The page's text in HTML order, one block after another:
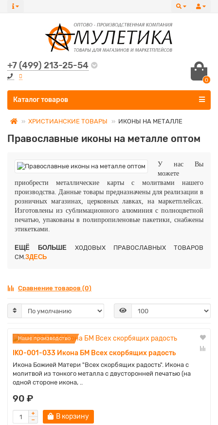
+7 (499) 213-25-54
0
Все категории
Каталог товаров
ХРИСТИАНСКИЕ ТОВАРЫ ИКОНЫ НА МЕТАЛЛЕ
Православные иконы на металле оптом
У нас Вы
можете
приобрести металлические карты с молитвами нашего
производства. Данные товары предназначены для реализации в
розничных магазинах, церковных лавках, на маркетплейсах.
Изготовлены из сублимационного алюминия с полноцветной
печатью, упакованы в полипропиленовые пакетики, снабжены
этикетками.
ЕЩЁ БОЛЬШЕ ХОДОВЫХ ПРАВОСЛАВНЫХ ТОВАРОВ
СМ.ЗДЕСЬ
Сравнение товаров (0)
Наше производство
IKO-001-033 Икона БМ Всех скорбящих радость
Икона Божией Матери "Всех скорбящих радость". Икона с
молитвой из тонкого металла с двусторонней печатью (на
одной стороне икона, ..
90 ₽
В корзину